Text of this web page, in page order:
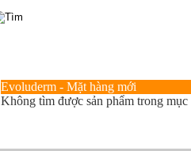
Evoluderm - Mặt hàng mới
Không tìm được sản phẩm trong mục